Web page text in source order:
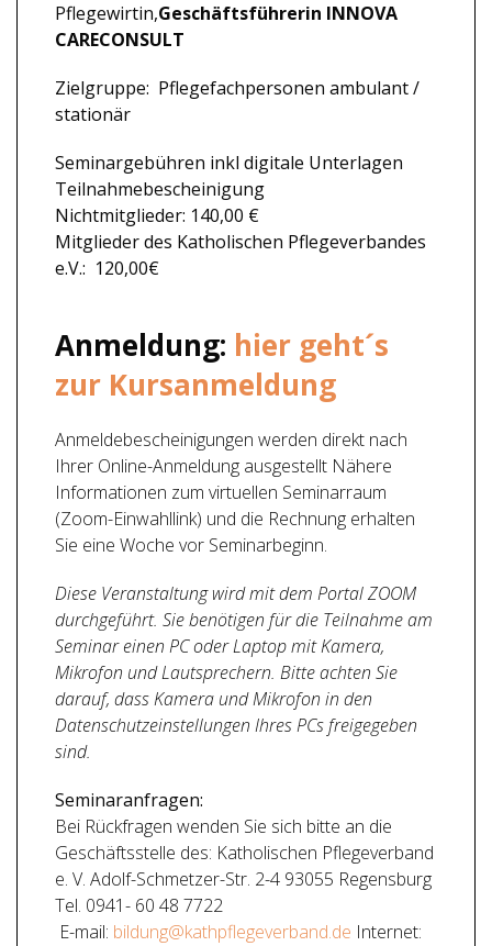
Pflegewirtin,Geschäftsführerin INNOVA
CARECONSULT
Zielgruppe: Pflegefachpersonen ambulant /
stationär
Seminargebühren inkl digitale Unterlagen
Teilnahmebescheinigung
Nichtmitglieder: 140,00 €
Mitglieder des Katholischen Pflegeverbandes
e.V.: 120,00€
Anmeldung: hier geht´s
zur Kursanmeldung
Anmeldebescheinigungen werden direkt nach
Ihrer Online-Anmeldung ausgestellt Nähere
Informationen zum virtuellen Seminarraum
(Zoom-Einwahllink) und die Rechnung erhalten
Sie eine Woche vor Seminarbeginn.
Diese Veranstaltung wird mit dem Portal ZOOM
durchgeführt. Sie benötigen für die Teilnahme am
Seminar einen PC oder Laptop mit Kamera,
Mikrofon und Lautsprechern. Bitte achten Sie
darauf, dass Kamera und Mikrofon in den
Datenschutzeinstellungen Ihres PCs freigegeben
sind.
Seminaranfragen:
Bei Rückfragen wenden Sie sich bitte an die
Geschäftsstelle des: Katholischen Pflegeverband
e. V. Adolf-Schmetzer-Str. 2-4 93055 Regensburg
Tel. 0941- 60 48 7722
E-mail: bildung@kathpflegeverband.de Internet: